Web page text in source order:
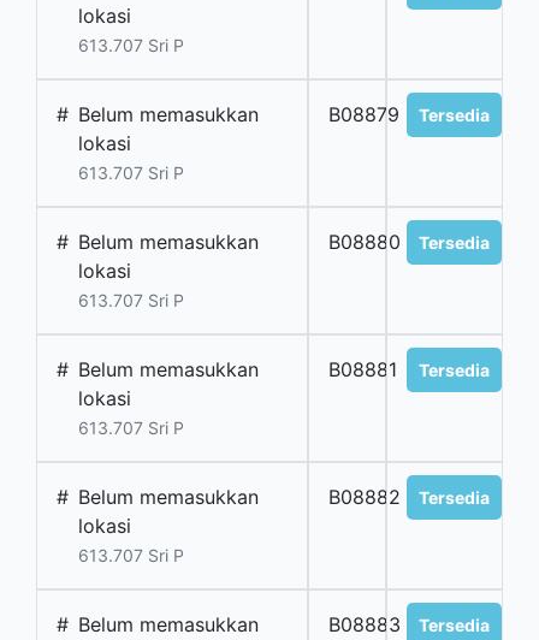
lokasi
613.707 Sri P
# Belum memasukkan
lokasi
613.707 Sri P
B08879 Tersedia
# Belum memasukkan
lokasi
613.707 Sri P
B08880 Tersedia
# Belum memasukkan
lokasi
613.707 Sri P
B08881 Tersedia
# Belum memasukkan
lokasi
613.707 Sri P
B08882 Tersedia
# Belum memasukkan B08883 Tersedia